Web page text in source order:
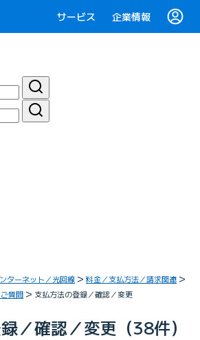
サービス 企業情報
ターネット／光回線
料金／支払方法／請求関連
質問
支払方法の登録／確認／変更
／確認／変更（38件）